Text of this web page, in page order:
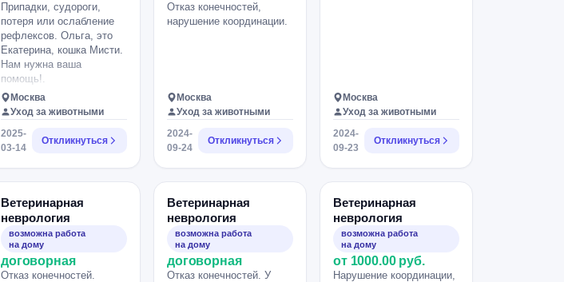
Припадки, судороги,
потеря или ослабление
рефлексов. Ольга, это
Екатерина, кошка Мисти.
Нам нужна ваша
помощь!.
Москва
Уход за животными
2025-
03-14
Откликнуться
Отказ конечностей,
нарушение координации.
Москва
Уход за животными
2024-
09-24
Откликнуться
Москва
Уход за животными
2024-
09-23
Откликнуться
Ветеринарная
неврология
возможна работа
на дому
договорная
Отказ конечностей.
Ветеринарная
неврология
возможна работа
на дому
договорная
Отказ конечностей. У
Ветеринарная
неврология
возможна работа
на дому
от 1000.00 руб.
Нарушение координации,